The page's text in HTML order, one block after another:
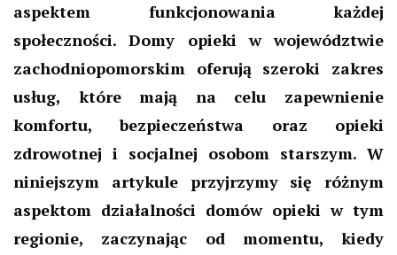
aspektem funkcjonowania każdej
społeczności. Domy opieki w województwie
zachodniopomorskim oferują szeroki zakres
usług, które mają na celu zapewnienie
komfortu, bezpieczeństwa oraz opieki
zdrowotnej i socjalnej osobom starszym. W
niniejszym artykule przyjrzymy się różnym
aspektom działalności domów opieki w tym
regionie, zaczynając od momentu, kiedy